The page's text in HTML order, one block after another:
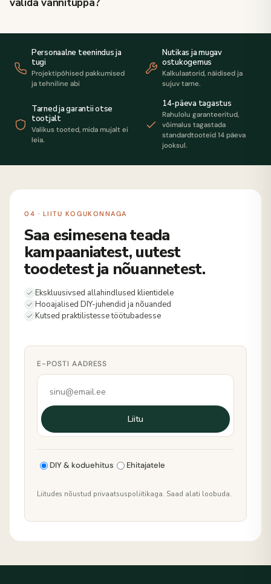
Personaalne teenindus ja
tugi
Projektipõhised pakkumised
ja tehniline abi
Nutikas ja mugav
ostukogemus
Kalkulaatorid, näidised ja
sujuv tarne.
Tarned ja garantii otse
tootjalt
Valikus tooted, mida mujalt ei
leia.
14-päeva tagastus
Rahulolu garanteeritud,
võimalus tagastada
standardtooteid 14 päeva
jooksul.
04 · LIITU KOGUKONNAGA
Saa esimesena teada
kampaaniatest, uutest
toodetest ja nõuannetest.
Ekskluusivsed allahindlused klientidele
Hooajalised DIY-juhendid ja nõuanded
Kutsed praktilistesse töötubadesse
E-POSTI AADRESS
Liitu
DIY & koduehitus Ehitajatele
Liitudes nõustud privaatsuspoliitikaga. Saad alati loobuda.